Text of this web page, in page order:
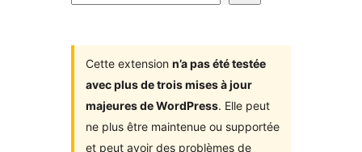
Cette extension n’a pas été testée
avec plus de trois mises à jour
majeures de WordPress. Elle peut
ne plus être maintenue ou supportée
et peut avoir des problèmes de